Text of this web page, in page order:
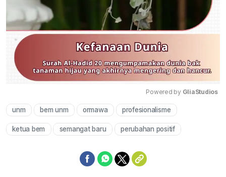
Powered by GliaStudios
unm bem unm ormawa profesionalisme
ketua bem semangat baru perubahan positif